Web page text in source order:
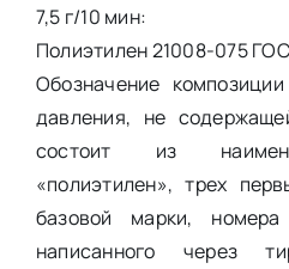
7,5 г/10 мин:
Полиэтилен 21008-075
Обозначение
давления, не
состоит из
«полиэтилен», трех
базовой марки,
написанного через